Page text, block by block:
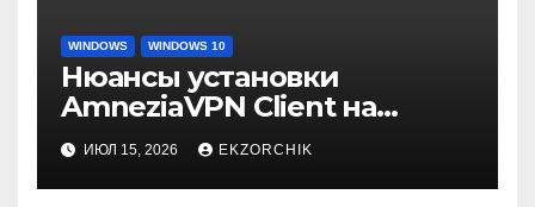
WINDOWS WINDOWS 10
Нюансы установки
AmneziaVPN Client на
Windows 10 Pro
ИЮЛ 15, 2026 EKZORCHIK